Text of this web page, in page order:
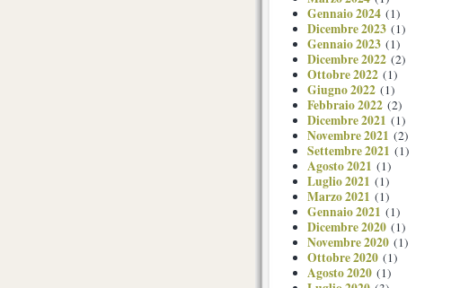
Gennaio 2024 (1)
Dicembre 2023 (1)
Gennaio 2023 (1)
Dicembre 2022 (2)
Ottobre 2022 (1)
Giugno 2022 (1)
Febbraio 2022 (2)
Dicembre 2021 (1)
Novembre 2021 (2)
Settembre 2021 (1)
Agosto 2021 (1)
Luglio 2021 (1)
Marzo 2021 (1)
Gennaio 2021 (1)
Dicembre 2020 (1)
Novembre 2020 (1)
Ottobre 2020 (1)
Agosto 2020 (1)